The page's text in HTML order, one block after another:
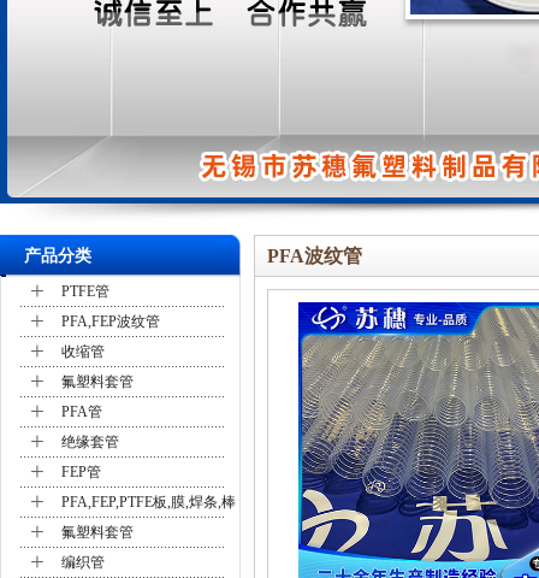
产品分类
+ PTFE管
+ PFA,FEP波纹管
+ 收缩管
+ 氟塑料套管
+ PFA管
+ 绝缘套管
+ FEP管
+ PFA,FEP,PTFE板,膜,焊条,棒
+ 氟塑料套管
+ 编织管
PFA波纹管